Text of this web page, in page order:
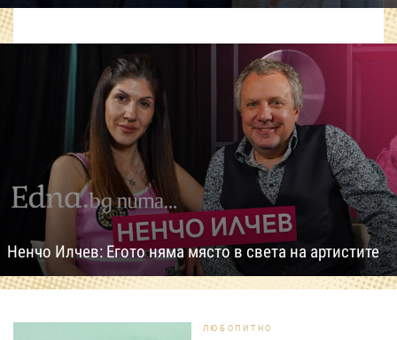
Ненчо Илчев: Егото няма място в света на артистите
ЛЮБОПИТНО